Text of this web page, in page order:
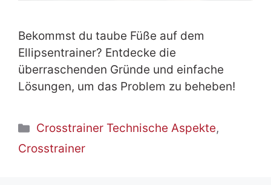
Bekommst du taube Füße auf dem
Ellipsentrainer? Entdecke die
überraschenden Gründe und einfache
Lösungen, um das Problem zu beheben!
Kategorien
Crosstrainer Technische Aspekte,
Crosstrainer